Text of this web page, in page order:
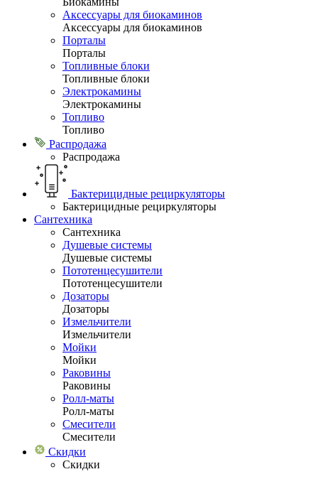
Аксессуары для биокаминов
Аксессуары для биокаминов
Порталы
Порталы
Топливные блоки
Топливные блоки
Электрокамины
Электрокамины
Топливо
Топливо
Распродажа
Распродажа
Бактерицидные рециркуляторы
Бактерицидные рециркуляторы
Сантехника
Сантехника
Душевые системы
Душевые системы
Пототенцесушители
Пототенцесушители
Дозаторы
Дозаторы
Измельчители
Измельчители
Мойки
Мойки
Раковины
Раковины
Ролл-маты
Ролл-маты
Смесители
Смесители
Скидки
Скидки